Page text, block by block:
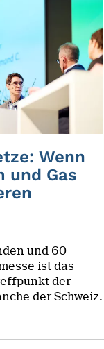
Wenn
und Gas
und 60
ist das
der
der Schweiz.